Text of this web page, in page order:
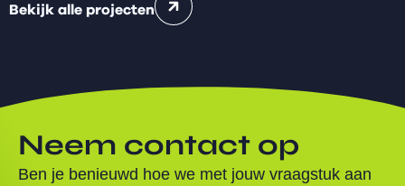
Bekijk alle projecten
Neem contact op
Ben je benieuwd hoe we met jouw vraagstuk aan